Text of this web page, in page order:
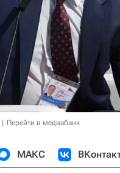
Перейти в медиабанк
МАКС